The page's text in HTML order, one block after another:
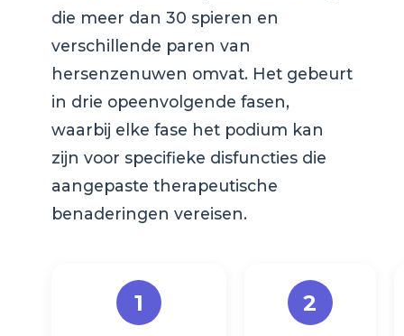
die meer dan 30 spieren en
verschillende paren van
hersenzenuwen omvat. Het gebeurt
in drie opeenvolgende fasen,
waarbij elke fase het podium kan
zijn voor specifieke disfuncties die
aangepaste therapeutische
benaderingen vereisen.
1 2